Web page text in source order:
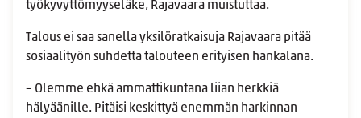
työkyvyttömyyseläke, Rajavaara muistuttaa.
Talous ei saa sanella yksilöratkaisuja Rajavaara pitää
sosiaalityön suhdetta talouteen erityisen hankalana.
– Olemme ehkä ammattikuntana liian herkkiä
hälyäänille. Pitäisi keskittyä enemmän harkinnan